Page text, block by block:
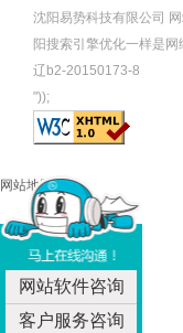
沈阳易势科技有限公司
阳搜索引擎优化一样是网
辽b2-20150173-8
"));
网站软件咨询
客户服务咨询
网站地图